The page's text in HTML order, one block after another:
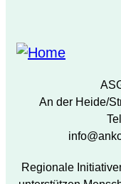
An der Heide/
Regionale